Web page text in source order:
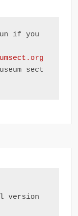
if you
sect
version